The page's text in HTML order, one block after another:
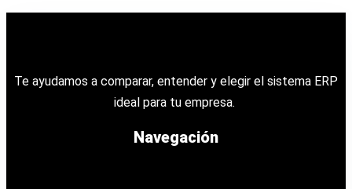
Te ayudamos a comparar, entender y elegir el sistema ERP
ideal para tu empresa.
Navegación